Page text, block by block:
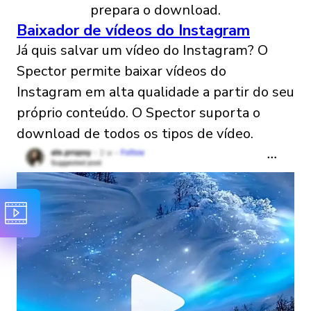
prepara o download.
Baixador de vídeos do Instagram
Já quis salvar um vídeo do Instagram? O
Spector permite baixar vídeos do
Instagram em alta qualidade a partir do seu
próprio conteúdo. O Spector suporta o
download de todos os tipos de vídeo.